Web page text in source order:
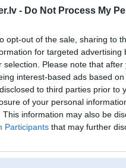
- Do Not Process My
opt-out of the sale, sharing to
for targeted
selection. Please note that
interest-based ads based
to third parties prior to
of your personal
This information may also be
Participants that may further
Forums Galerijas
Lietotāja
Lietotājvārds:
Ziņojumi forumā: